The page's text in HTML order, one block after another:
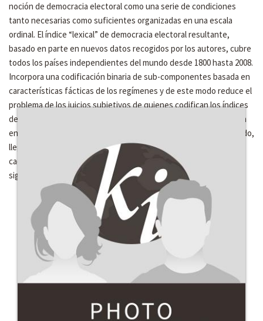
noción de democracia electoral como una serie de condiciones
tanto necesarias como suficientes organizadas en una escala
ordinal. El índice “lexical” de democracia electoral resultante,
basado en parte en nuevos datos recogidos por los autores, cubre
todos los países independientes del mundo desde 1800 hasta 2008.
Incorpora una codificación binaria de sub-componentes basada en
características fácticas de los regímenes y de este modo reduce el
problema de los juicios subjetivos de quienes codifican los índices
de democracia no binarios. Las codificaciones binarias se agregan
en una escala ordinal usando una lógica acumulativa. De este modo,
llegamos a un índice que desempeña la función de clasificación –
cada nivel identifica un tipo de régimen singular y teóricamente
significativo—tanto como la función de discriminación.